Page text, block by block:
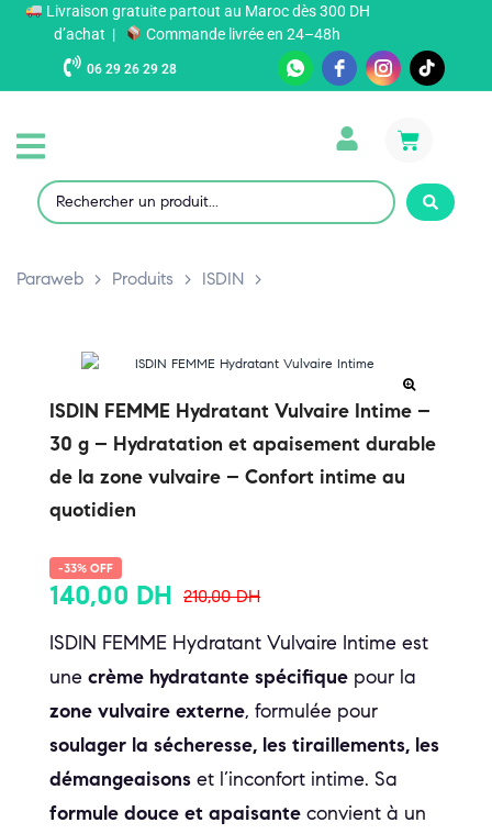
Livraison gratuite partout au Maroc dès 300 DH
d’achat |
Commande livrée en 24–48h
06 29 26 29 28
Paraweb > Produits > ISDIN >
ISDIN FEMME Hydratant Vulvaire Intime –
30 g – Hydratation et apaisement durable
de la zone vulvaire – Confort intime au
quotidien
-33% OFF
210,00DH
140,00 DH
ISDIN FEMME Hydratant Vulvaire Intime est
une crème hydratante spécifique pour la
zone vulvaire externe, formulée pour
soulager la sécheresse, les tiraillements, les
démangeaisons et l’inconfort intime. Sa
formule douce et apaisante convient à un